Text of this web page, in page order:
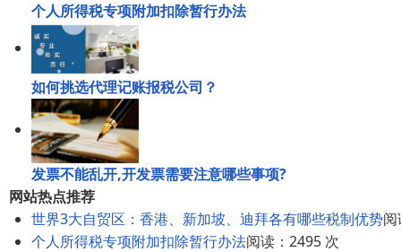
个人所得税专项附加扣除暂行办法
如何挑选代理记账报税公司？
发票不能乱开,开发票需要注意哪些事项?
网站热点推荐
世界3大自贸区：香港、新加坡、迪拜各有哪些税制优势
个人所得税专项附加扣除暂行办法阅读：2495 次